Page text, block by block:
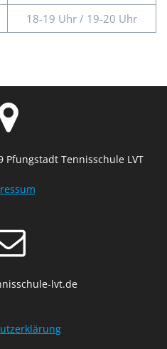
18-19 Uhr / 19-20 Uhr
Pfungstadt Tennisschule LVT
lvt.de